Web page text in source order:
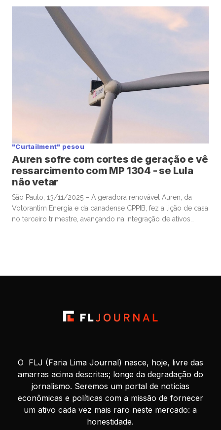
mercado, depois de notícias que anteciparam os números,
mas com premissas otimistas para os preços do petróleo
nos próximos anos que geraram alguma preocupação […]
"Curtailment" pesou
Auren sofre com cortes de geração e vê
ressarcimento com MP 1304 - se Lula
não vetar
São Paulo, 13/11/2025 – A geradora renovável Auren, da
Votorantim Energia e da canadense CPPIB, fez a lição de casa
no terceiro trimestre, avançando na integração de ativos
O FLJ (Faria Lima Journal) nasce, hoje, livre das
amarras acima descritas; longe da degradação do
jornalismo. Seremos um portal de notícias
econômicas e políticas com a missão de fornecer
um ativo cada vez mais raro neste mercado: a
honestidade.